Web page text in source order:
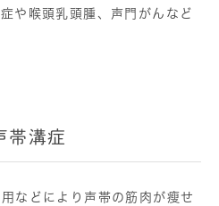
や喉頭乳頭腫、声門がんなど
帯溝症
などにより声帯の筋肉が瘦せ